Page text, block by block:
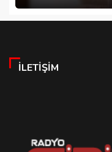
İLETIŞIM